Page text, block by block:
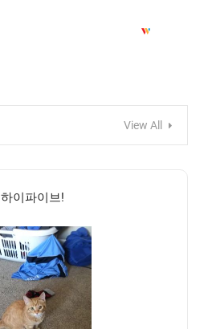
View All
하이파이브!